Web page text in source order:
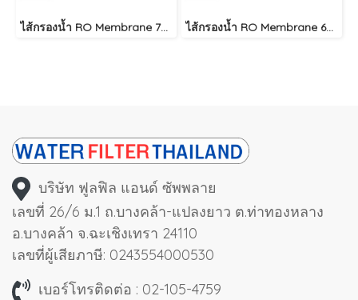
ไส้กรองน้ำ RO Membrane 75 GPD 12 นิ้ว UNIPURE ไส้กรองน้ำ RO Membrane 60 GPD 12 นิ้ว CSM
บริษัท ฟูลฟิล แอนด์ ซัพพลาย
เลขที่ 26/6 ม.1 ถ.บางคล้า-แปลงยาว ต.ท่าทองหลาง
อ.บางคล้า จ.ฉะเชิงเทรา 24110
เลขที่ผู้เสียภาษี: 0243554000530
เบอร์โทรติดต่อ : 02-105-4759